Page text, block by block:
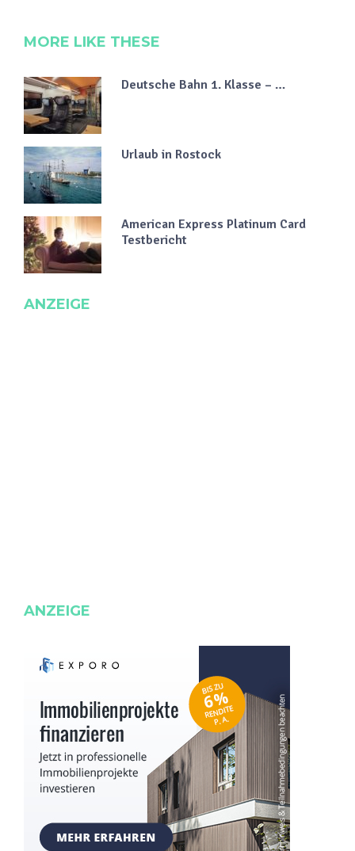
MORE LIKE THESE
Deutsche Bahn 1. Klasse – …
Urlaub in Rostock
American Express Platinum Card
Testbericht
ANZEIGE
ANZEIGE